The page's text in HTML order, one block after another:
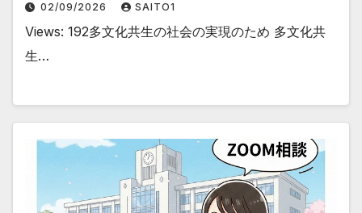
02/09/2026 SAITO1
Views: 192多文化共生の社会の実現のため 多文化共
生…